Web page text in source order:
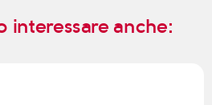
interessare anche: